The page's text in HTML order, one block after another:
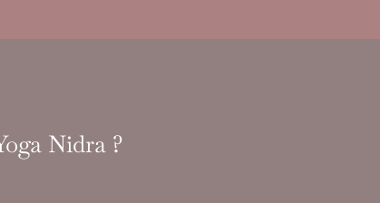
Nidra ?